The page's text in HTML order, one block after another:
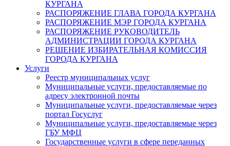
КУРГАНА
РАСПОРЯЖЕНИЕ ГЛАВА ГОРОДА КУРГАНА
РАСПОРЯЖЕНИЕ МЭР ГОРОДА КУРГАНА
РАСПОРЯЖЕНИЕ РУКОВОДИТЕЛЬ
АДМИНИСТРАЦИИ ГОРОДА КУРГАНА
РЕШЕНИЕ ИЗБИРАТЕЛЬНАЯ КОМИССИЯ
ГОРОДА КУРГАНА
Услуги
Реестр муниципальных услуг
Муниципальные услуги, предоставляемые по
адресу электронной почты
Муниципальные услуги, предоставляемые через
портал Госуслуг
Муниципальные услуги, предоставляемые через
ГБУ МФЦ
Государственные услуги в сфере переданных